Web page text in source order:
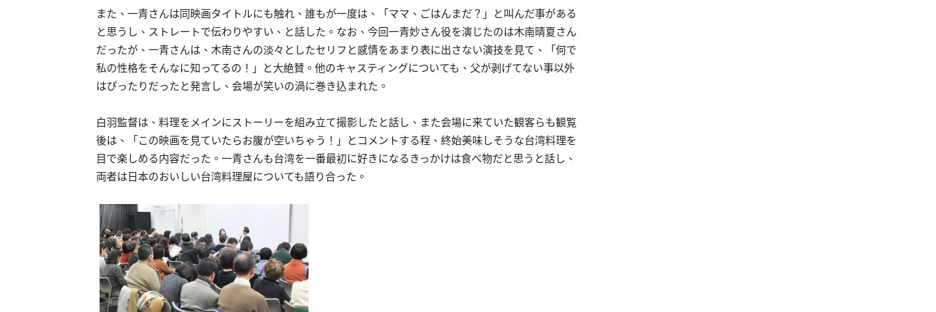
また、一青さんは同映画タイトルにも触れ、誰もが一度は、「ママ、ごはんまだ？」と叫んだ事がある
と思うし、ストレートで伝わりやすい、と話した。なお、今回一青妙さん役を演じたのは木南晴夏さん
だったが、一青さんは、木南さんの淡々としたセリフと感情をあまり表に出さない演技を見て、「何で
私の性格をそんなに知ってるの！」と大絶賛。他のキャスティングについても、父が剥げてない事以外
はぴったりだったと発言し、会場が笑いの渦に巻き込まれた。
白羽監督は、料理をメインにストーリーを組み立て撮影したと話し、また会場に来ていた観客らも観覧
後は、「この映画を見ていたらお腹が空いちゃう！」とコメントする程、終始美味しそうな台湾料理を
目で楽しめる内容だった。一青さんも台湾を一番最初に好きになるきっかけは食べ物だと思うと話し、
両者は日本のおいしい台湾料理屋についても語り合った。